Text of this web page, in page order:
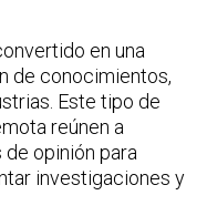
en una
de conocimientos,
Este tipo de
reúnen a
opinión para
investigaciones y